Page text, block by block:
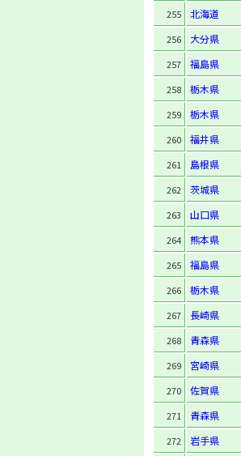
255 北海道
256 大分県
257 福島県
258 栃木県
259 栃木県
260 福井県
261 島根県
262 茨城県
263 山口県
264 熊本県
265 福島県
266 栃木県
267 長崎県
268 青森県
269 宮崎県
270 佐賀県
271 青森県
272 岩手県